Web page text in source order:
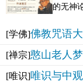
的无神
[学佛]佛教咒语
[禅宗]憨山老人
[唯识]唯识与中观